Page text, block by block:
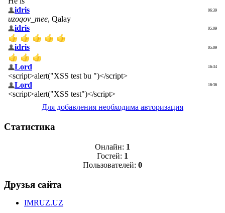
Для добавления необходима авторизация
Статистика
Онлайн: 1
Гостей: 1
Пользователей: 0
Друзья сайта
IMRUZ.UZ